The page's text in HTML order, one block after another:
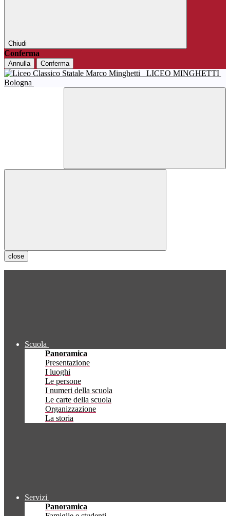
Chiudi
Conferma
Annulla Conferma
LICEO MINGHETTI
Bologna
close
Scuola
Panoramica
Presentazione
I luoghi
Le persone
I numeri della scuola
Le carte della scuola
Organizzazione
La storia
Servizi
Panoramica